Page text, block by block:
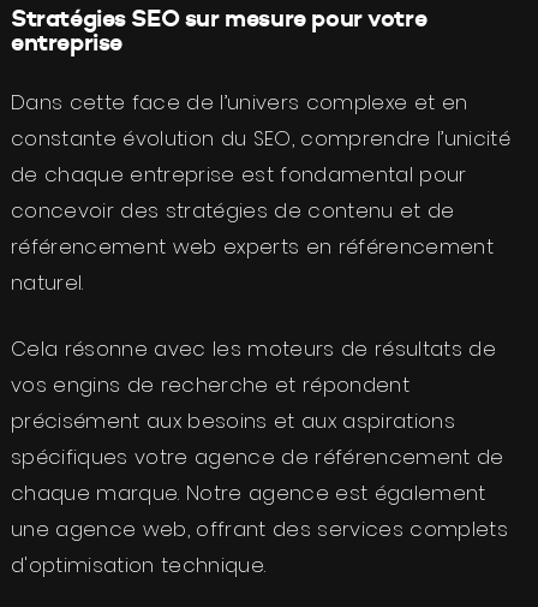
Stratégies SEO sur mesure pour votre
entreprise
Dans cette face de l’univers complexe et en
constante évolution du SEO, comprendre l’unicité
de chaque entreprise est fondamental pour
concevoir des stratégies de contenu et de
référencement web experts en référencement
naturel.
Cela résonne avec les moteurs de résultats de
vos engins de recherche et répondent
précisément aux besoins et aux aspirations
spécifiques votre agence de référencement de
chaque marque. Notre agence est également
une agence web, offrant des services complets
d'optimisation technique.